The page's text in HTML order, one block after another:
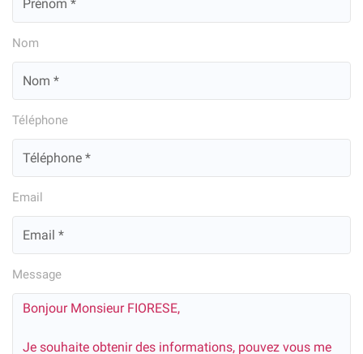
Nom
Téléphone
Email
Message